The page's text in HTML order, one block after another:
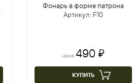
Фонарь в форме патрона
Артикул: F10
Цена: 490 ₽
КУПИТЬ